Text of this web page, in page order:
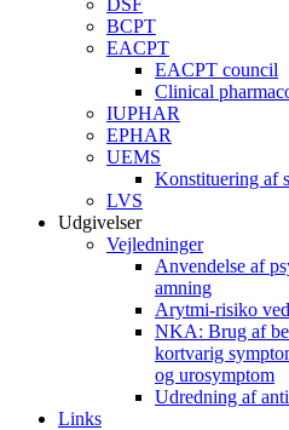
DSF
BCPT
EACPT
EACPT council
Clinical
IUPHAR
EPHAR
UEMS
Konstituering af
LVS
Udgivelser
Vejledninger
Anvendelse af
amning
Arytmi-risiko
NKA: Brug af
kortvarig
og urosymptom
Udredning af
Links